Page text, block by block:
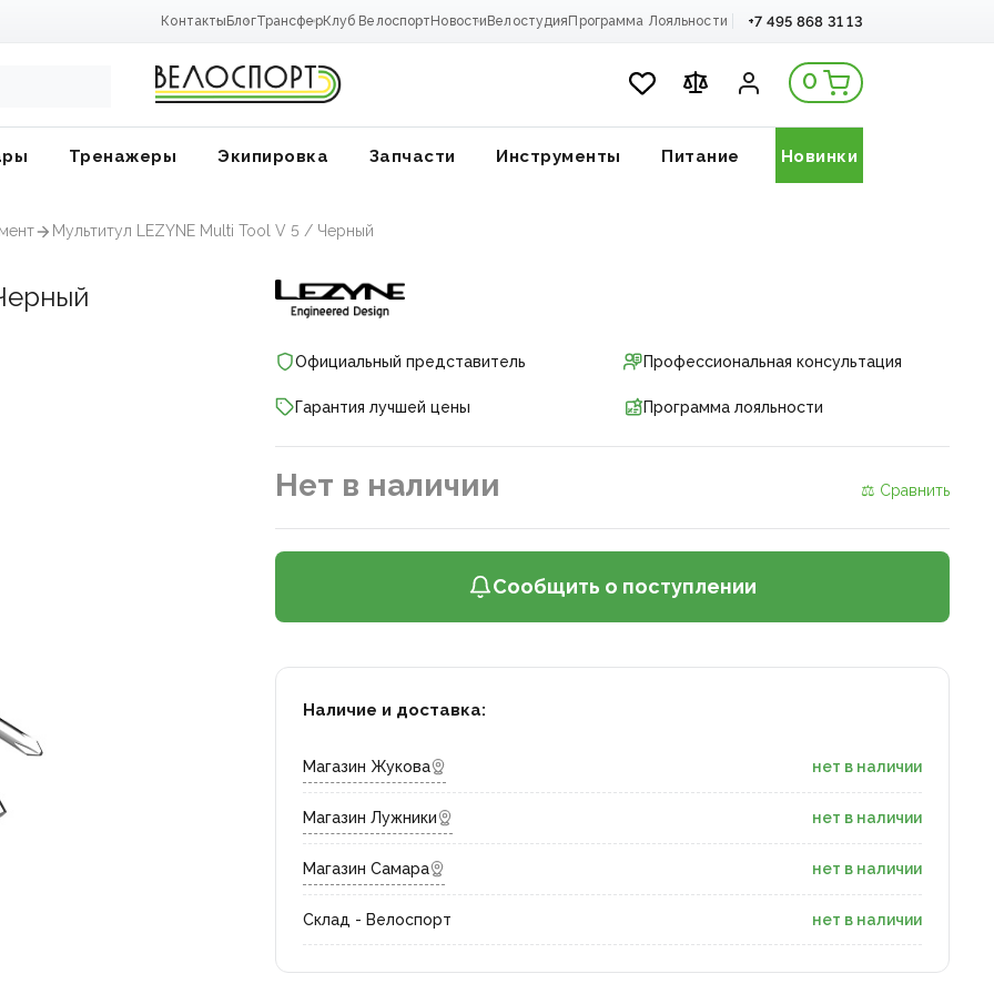
Контакты БлогТрансферКлуб Велоспорт Новости Велостудия Программа Лояльности +7 495 868 31 13
0
Тренажеры Экипировка Запчасти Инструменты Питание Новинки
Мультитул LEZYNE Multi Tool V 5 / Черный
Официальный представитель Профессиональная консультация
Гарантия лучшей цены Программа лояльности
Нет в наличии ⚖ Сравнить
Сообщить о поступлении
Наличие и доставка:
Магазин Жукова нет в наличии
Магазин Лужники нет в наличии
Магазин Самара нет в наличии
Склад - Велоспорт нет в наличии